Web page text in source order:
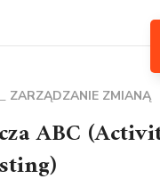
ZARZĄDZANIE ZMIANĄ
ABC